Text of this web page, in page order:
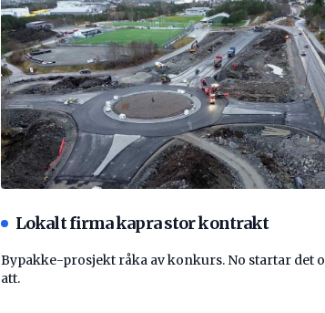
Lokalt firma kapra stor kontrakt
Bypakke-prosjekt råka av konkurs. No startar det
att.